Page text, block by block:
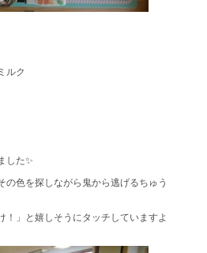
ルク
した✨
の色を探しながら鬼から逃げるちゅう
！」と嬉しそうにタッチしていますよ